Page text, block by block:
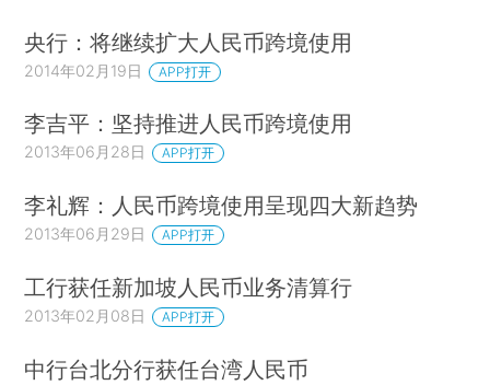
央行：将继续扩大人民币跨境使用
2014年02月19日 APP打开
李吉平：坚持推进人民币跨境使用
2013年06月28日 APP打开
李礼辉：人民币跨境使用呈现四大新趋势
2013年06月29日 APP打开
工行获任新加坡人民币业务清算行
2013年02月08日 APP打开
中行台北分行获任台湾人民币